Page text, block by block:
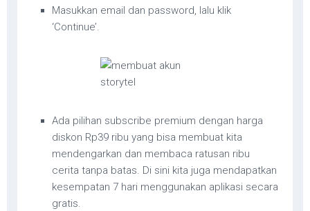
Masukkan email dan password, lalu klik
‘Continue’.
Ada pilihan subscribe premium dengan harga
diskon Rp39 ribu yang bisa membuat kita
mendengarkan dan membaca ratusan ribu
cerita tanpa batas. Di sini kita juga mendapatkan
kesempatan 7 hari menggunakan aplikasi secara
gratis.